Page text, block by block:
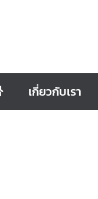
เกี่ยวกับเรา